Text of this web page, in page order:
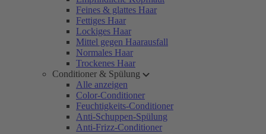
Feines & glattes Haar
Fettiges Haar
Lockiges Haar
Mittel gegen Haarausfall
Normales Haar
Trockenes Haar
Conditioner & Spülung
Alle anzeigen
Color-Conditioner
Feuchtigkeits-Conditioner
Anti-Schuppen-Spülung
Anti-Frizz-Conditioner